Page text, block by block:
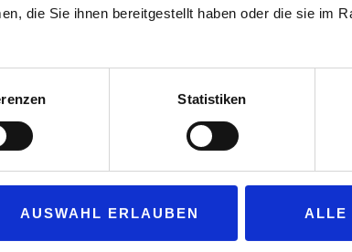
die Sie ihnen bereitgestellt haben oder die sie im
Statistiken
AUSWAHL ERLAUBEN ALLE
dass sich die Bundesregierung für den Aufbau
Bahnen zu lenken. Ladeinfrastruktur muss dort
ist nicht nur am Bedarf
Ziele können letztlich mehr schaden als nutzen. Die
ist, wie beispielsweise an gut frequentierten
unterschiedlichen Gründen, wie Platzmangel, fehlender
werden, solche Ladesäulen aufzustellen. „Es kann